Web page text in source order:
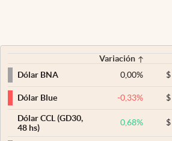
Variación
Dólar BNA
0,00% $
Dólar Blue -0,33% $
Dólar CCL (GD30,
48 hs)
0,68% $